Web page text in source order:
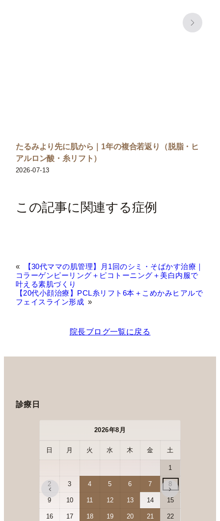
たるみより先に肌から｜1年の複合若返り（脱脂・ヒ
アルロン酸・糸リフト）
2026-07-13
この記事に関連する症例
«
【30代ママの肌管理】月1回のシミ・そばかす治療｜
コラーゲンピーリング＋ピコトーニング＋美白内服で
叶える素肌づくり
【20代小顔治療】PCL糸リフト6本＋こめかみヒアルで
フェイスライン形成 »
院長ブログ一覧に戻る
診療日
‹
2026年8月
日 月 火 水 木 金 土
1
2 3 4 5 6 7 8
9 10 11 12 13 14 15
16 17 18 19 20 21 22
›